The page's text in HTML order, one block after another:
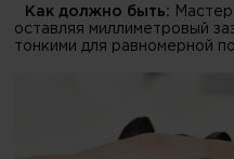
Как должно быть:
Мастер
оставляя миллиметровый
тонкими для равномерной